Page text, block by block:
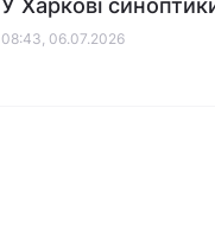
У Харкові
08:43, 06.07.2026